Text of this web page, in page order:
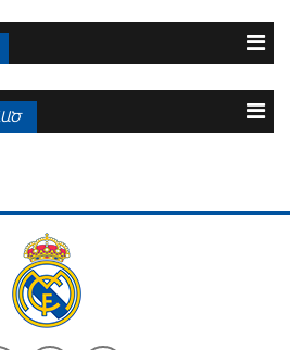
09.08.2026
09.08.2026
Պաշտոնական հայտարարություն.
Յան Դիոմանդե
09.08.2026
Կամավինգայի գործակալ. «Ռեալ»...